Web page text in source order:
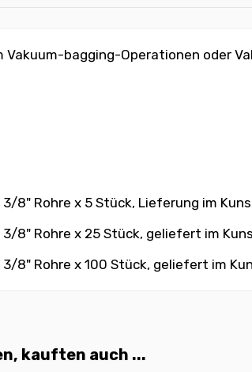
bagging-Operationen oder
8" Rohre x 5 Stück, Lieferung im
8" Rohre x 25 Stück, geliefert im
8" Rohre x 100 Stück, geliefert im
kauften auch ...